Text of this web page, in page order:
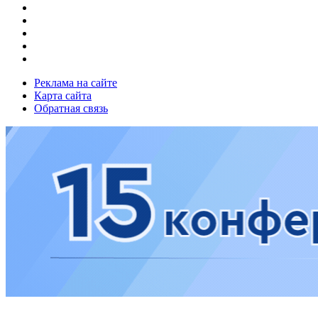
Реклама на сайте
Карта сайта
Обратная связь